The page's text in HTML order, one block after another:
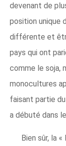
devenant de
position unique
différente et
pays qui ont
comme le soja,
monocultures
faisant partie
a débuté dans
Bien sûr, la